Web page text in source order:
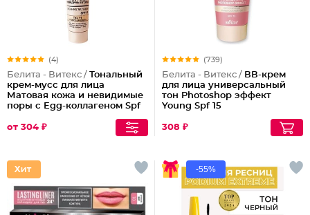
(4)
Белита - Витекс / Тональный
крем-мусс для лица
Матовая кожа и невидимые
поры с Egg-коллагеном Spf
от 304 ₽
(739)
Белита - Витекс / ВВ-крем
для лица универсальный
тон Photoshop эффект
Young Spf 15
308 ₽
-55%